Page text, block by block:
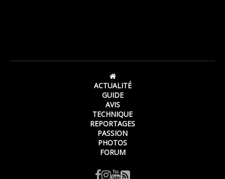
ACTUALITÉ
GUIDE
AVIS
TECHNIQUE
REPORTAGES
PASSION
PHOTOS
FORUM